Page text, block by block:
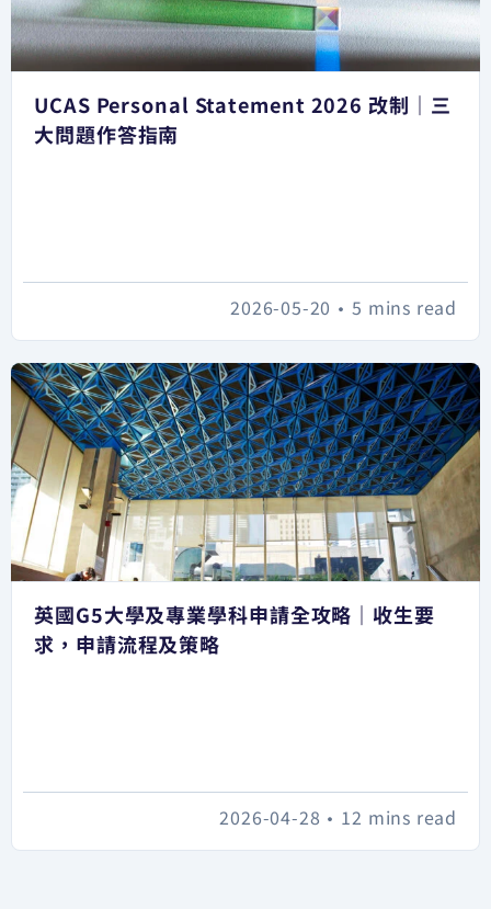
UCAS Personal Statement 2026 改制｜三
大問題作答指南
5 mins read
•
2026-05-20
英國G5大學及專業學科申請全攻略｜收生要
求，申請流程及策略
12 mins read
•
2026-04-28